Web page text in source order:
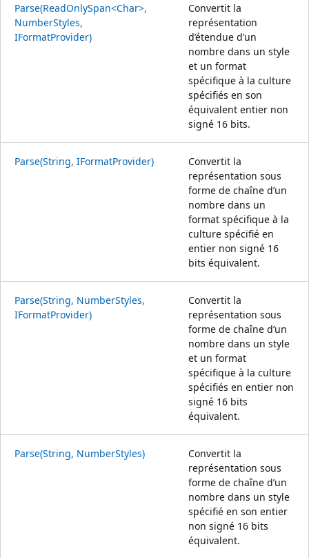
Parse(ReadOnlySpan<Char>,
NumberStyles,
IFormatProvider)
Convertit la
représentation
d’étendue d’un
nombre dans un style
et un format
spécifique à la culture
spécifiés en son
équivalent entier non
signé 16 bits.
Parse(String, IFormatProvider)
Convertit la
représentation sous
forme de chaîne d’un
nombre dans un
format spécifique à la
culture spécifié en
entier non signé 16
bits équivalent.
Parse(String, NumberStyles,
IFormatProvider)
Convertit la
représentation sous
forme de chaîne d’un
nombre dans un style
et un format
spécifique à la culture
spécifiés en entier non
signé 16 bits
équivalent.
Parse(String, NumberStyles)
Convertit la
représentation sous
forme de chaîne d’un
nombre dans un style
spécifié en son entier
non signé 16 bits
équivalent.